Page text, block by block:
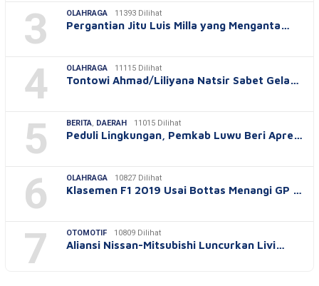
3 OLAHRAGA 11393 Dilihat
Pergantian Jitu Luis Milla yang Menganta…
4 OLAHRAGA 11115 Dilihat
Tontowi Ahmad/Liliyana Natsir Sabet Gela…
5 BERITA, DAERAH 11015 Dilihat
Peduli Lingkungan, Pemkab Luwu Beri Apre…
6 OLAHRAGA 10827 Dilihat
Klasemen F1 2019 Usai Bottas Menangi GP …
7 OTOMOTIF 10809 Dilihat
Aliansi Nissan-Mitsubishi Luncurkan Livi…